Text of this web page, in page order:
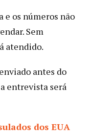
e os números não
Sem
atendido.
antes do
entrevista será
dos EUA